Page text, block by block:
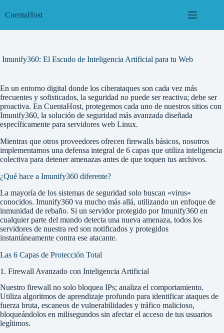
CuentaHost
Imunify360: El Escudo de Inteligencia Artificial para tu Web
En un entorno digital donde los ciberataques son cada vez más
frecuentes y sofisticados, la seguridad no puede ser reactiva; debe ser
proactiva. En CuentaHost, protegemos cada uno de nuestros sitios con
Imunify360, la solución de seguridad más avanzada diseñada
específicamente para servidores web Linux.
Mientras que otros proveedores ofrecen firewalls básicos, nosotros
implementamos una defensa integral de 6 capas que utiliza inteligencia
colectiva para detener amenazas antes de que toquen tus archivos.
¿Qué hace a Imunify360 diferente?
La mayoría de los sistemas de seguridad solo buscan «virus»
conocidos. Imunify360 va mucho más allá, utilizando un enfoque de
inmunidad de rebaño. Si un servidor protegido por Imunify360 en
cualquier parte del mundo detecta una nueva amenaza, todos los
servidores de nuestra red son notificados y protegidos
instantáneamente contra ese atacante.
Las 6 Capas de Protección Total
1. Firewall Avanzado con Inteligencia Artificial
Nuestro firewall no solo bloquea IPs; analiza el comportamiento.
Utiliza algoritmos de aprendizaje profundo para identificar ataques de
fuerza bruta, escaneos de vulnerabilidades y tráfico malicioso,
bloqueándolos en milisegundos sin afectar el acceso de tus usuarios
legítimos.